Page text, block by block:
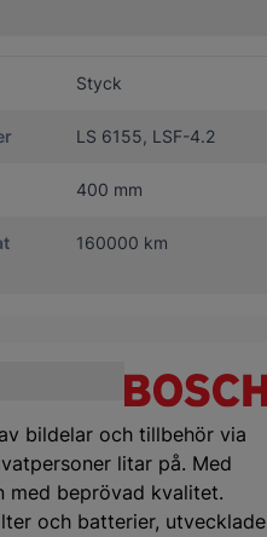
Styck
LS 6155, LSF-4.2
400 mm
160000 km
bildelar och tillbehör via
litar på. Med
med beprövad kvalitet.
och batterier, utvecklade